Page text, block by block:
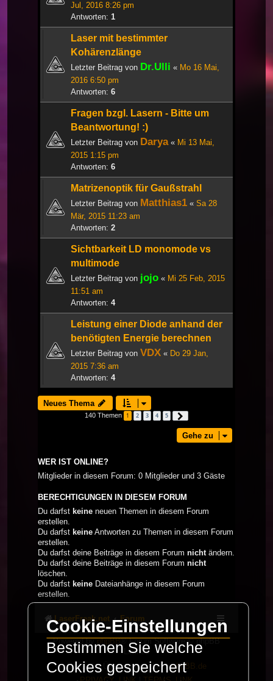
Jul, 2016 8:26 pm
Antworten: 1
Laser mit bestimmter
Kohärenzlänge
Letzter Beitrag von Dr.Ulli « Mo 16 Mai,
2016 6:50 pm
Antworten: 6
Fragen bzgl. Lasern - Bitte um
Beantwortung! :)
Letzter Beitrag von Darya« Mi 13 Mai,
2015 1:15 pm
Antworten: 6
Matrizenoptik für Gaußstrahl
Letzter Beitrag von Matthias1 « Sa 28
Mär, 2015 11:23 am
Antworten: 2
Sichtbarkeit LD monomode vs
multimode
Letzter Beitrag von jojo « Mi 25 Feb, 2015
11:51 am
Antworten: 4
Leistung einer Diode anhand der
benötigten Energie berechnen
Letzter Beitrag von VDX « Do 29 Jan,
2015 7:36 am
Antworten: 4
Neues Thema
140 Themen 1 2 3 4 5
Gehe zu
WER IST ONLINE?
Mitglieder in diesem Forum: 0 Mitglieder und 3 Gäste
BERECHTIGUNGEN IN DIESEM FORUM
Du darfst keine neuen Themen in diesem Forum
erstellen.
Du darfst keine Antworten zu Themen in diesem Forum
erstellen.
Du darfst deine Beiträge in diesem Forum nichtändern.
Du darfst deine Beiträge in diesem Forum nicht
löschen.
Du darfst keine Dateianhänge in diesem Forum
erstellen.
LaserFreak.net Forum
Powered byphpBB® Forum Software © phpBB
Limited
Deutsche Übersetzung durchphpBB.de
Cookie-Einstellungen
Bestimmen Sie welche
Cookies gespeichert